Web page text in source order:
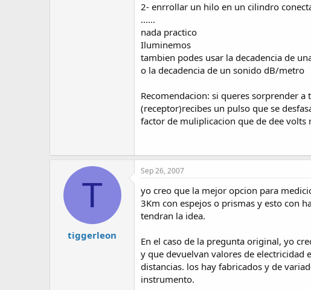
2- enrrollar un hilo en un cilindro
......
nada practico
Iluminemos
tambien podes usar la decadencia de
o la decadencia de un sonido dB/metro
Recomendacion: si queres sorprender
(receptor)recibes un pulso que se
factor de muliplicacion que de dee volts
T
tiggerleon
Sep 26, 2007
yo creo que la mejor opcion para
3Km con espejos o prismas y esto con
tendran la idea.
En el caso de la pregunta original, yo
y que devuelvan valores de electricidad
distancias. los hay fabricados y de
instrumento.